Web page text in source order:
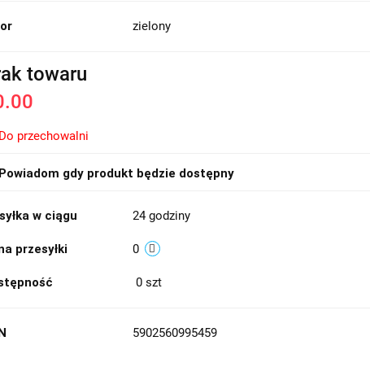
zielony
towaru
Do przechowalni
Powiadom gdy produkt będzie dostępny
w ciągu 24 godziny
przesyłki 0
0 szt
5902560995459